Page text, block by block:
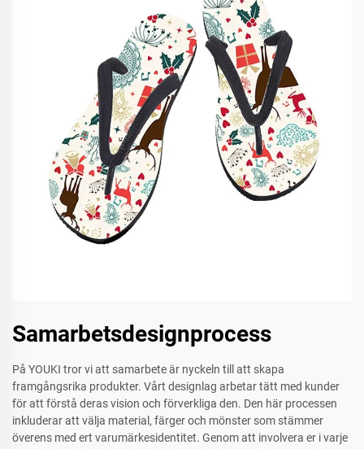
Samarbetsdesignprocess
På YOUKI tror vi att samarbete är nyckeln till att skapa
framgångsrika produkter. Vårt designlag arbetar tätt med kunder
för att förstå deras vision och förverkliga den. Den här processen
inkluderar att välja material, färger och mönster som stämmer
överens med ert varumärkesidentitet. Genom att involvera er i varje